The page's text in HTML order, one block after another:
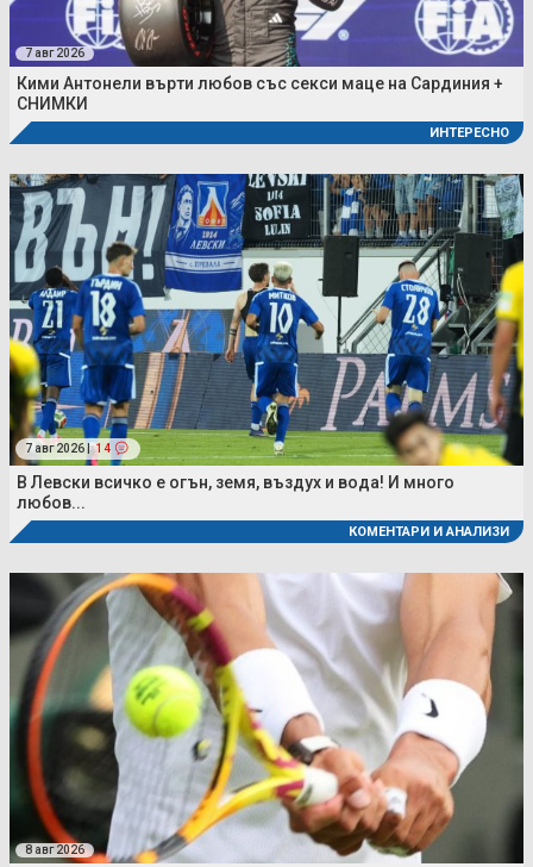
7 авг 2026
Кими Антонели върти любов със секси маце на Сардиния +
СНИМКИ
ИНТЕРЕСНО
7 авг 2026 | 14
В Левски всичко е огън, земя, въздух и вода! И много
любов...
КОМЕНТАРИ И АНАЛИЗИ
8 авг 2026